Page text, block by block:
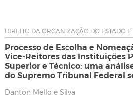
DIREITO DA ORGANIZAÇÃO DO ESTADO E
Processo de Escolha e
Vice-Reitores das Instituições
Superior e Técnico: uma
do Supremo Tribunal Federal
Danton Mello e Silva